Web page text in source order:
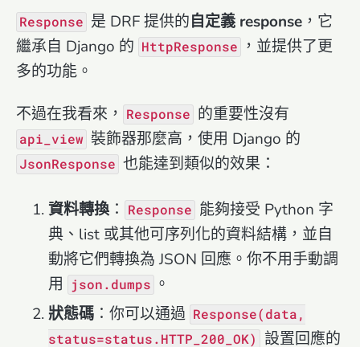
Response 是 DRF 提供的自定義 response ，它
繼承自 Django 的 HttpResponse ，並提供了更
多的功能。
不過在我看來， Response 的重要性沒有
api_view 裝飾器那麼高，使用 Django 的
JsonResponse 也能達到類似的效果：
資料轉換 ： Response 能夠接受 Python 字
典、list 或其他可序列化的資料結構，並自
動將它們轉換為 JSON 回應。你不用手動調
用
json.dumps 。
狀態碼 ：你可以通過 Response(data,
status=status.HTTP_200_OK)
設置回應的